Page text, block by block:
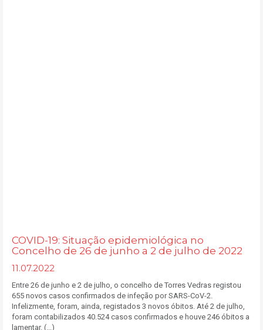
COVID-19: Situação epidemiológica no
Concelho de 26 de junho a 2 de julho de 2022
11.07.2022
Entre 26 de junho e 2 de julho, o concelho de Torres Vedras registou
655 novos casos confirmados de infeção por SARS-CoV-2.
Infelizmente, foram, ainda, registados 3 novos óbitos. Até 2 de julho,
foram contabilizados 40.524 casos confirmados e houve 246 óbitos a
lamentar. (...)